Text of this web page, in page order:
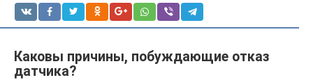
Каковы причины, побуждающие отказ
датчика?